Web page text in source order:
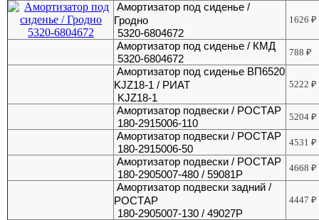
Амортизатор под сиденье /
Гродно
5320-6804672
1626₽
Амортизатор под сиденье / КМД
5320-6804672
788₽
Амортизатор под сиденье ВП6520
KJZ18-1 / РИАТ
KJZ18-1
5222₽
Амортизатор подвески / РОСТАР
180-2915006-110
5204₽
Амортизатор подвески / РОСТАР
180-2915006-50
4531₽
Амортизатор подвески / РОСТАР
180-2905007-480 / 59081P
4668₽
Амортизатор подвески задний /
РОСТАР
180-2905007-130 / 49027P
4447₽